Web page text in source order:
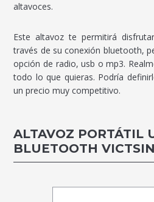
altavoces.
Este altavoz te permitirá
través de su conexión bluetooth,
opción de radio, usb o mp3.
todo lo que quieras. Podría
un precio muy competitivo.
ALTAVOZ PORTÁTIL
BLUETOOTH